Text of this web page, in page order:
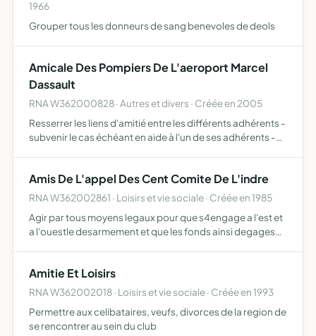
1966
Grouper tous les donneurs de sang benevoles de deols
Amicale Des Pompiers De L'aeroport Marcel
Dassault
RNA W362000828 · Autres et divers · Créée en 2005
Resserrer les liens d'amitié entre les différents adhérents -
subvenir le cas échéant en aide à l'un de ses adhérents -
Amis De L'appel Des Cent Comite De L'indre
RNA W362002861 · Loisirs et vie sociale · Créée en 1985
Agir par tous moyens legaux pour que s4engage a l'est et
a l'ouestle desarmement et que les fonds ainsi degages
Amitie Et Loisirs
RNA W362002018 · Loisirs et vie sociale · Créée en 1993
Permettre aux celibataires, veufs, divorces de la region de
se rencontrer au sein du club